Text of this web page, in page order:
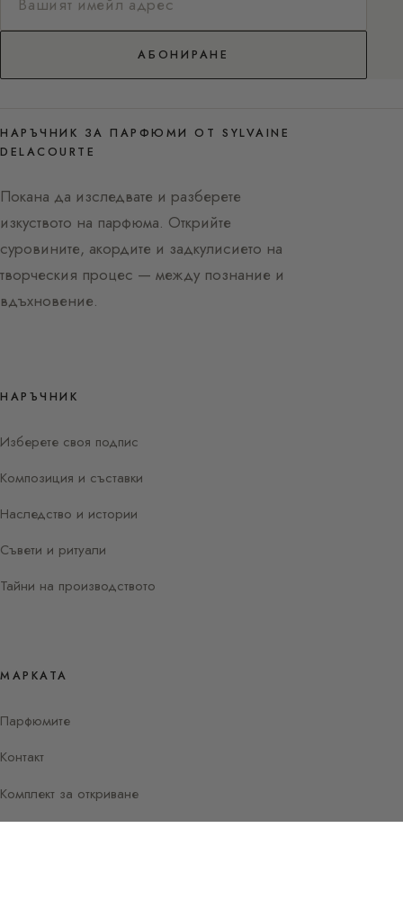
АБОНИРАНЕ
НАРЪЧНИК ЗА ПАРФЮМИ ОТ SYLVAINE
DELACOURTE
Покана да изследвате и разберете
изкуството на парфюма. Открийте
суровините, акордите и задкулисието на
творческия процес — между познание и
вдъхновение.
НАРЪЧНИК
Изберете своя подпис
Композиция и съставки
Наследство и истории
Съвети и ритуали
Тайни на производството
МАРКАТА
Парфюмите
Контакт
Комплект за откриване